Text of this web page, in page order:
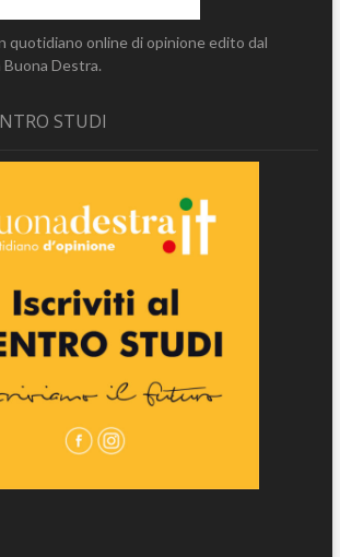
quotidiano online di opinione edito dal
Destra.
STUDI